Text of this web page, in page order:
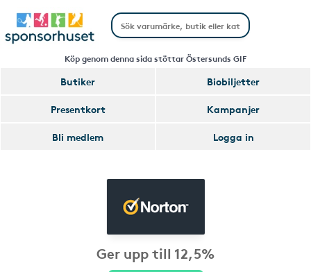
Köp genom denna sida stöttar Östersunds GIF
Butiker
Biobiljetter
Presentkort
Kampanjer
Bli medlem
Logga in
Ger upp till 12,5%